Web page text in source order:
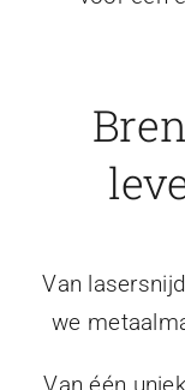
Van
we